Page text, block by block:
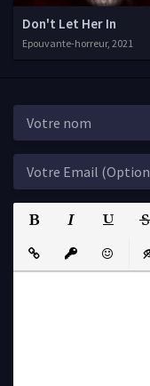
Don't Let Her In
Epouvante-horreur, 2021
Insert LinkInsert protected